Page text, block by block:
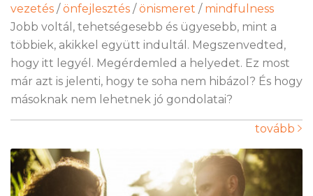
vezetés / önfejlesztés / önismeret / mindfulness
Jobb voltál, tehetségesebb és ügyesebb, mint a
többiek, akikkel együtt indultál. Megszenvedted,
hogy itt legyél. Megérdemled a helyedet. Ez most
már azt is jelenti, hogy te soha nem hibázol? És hogy
másoknak nem lehetnek jó gondolatai?
tovább